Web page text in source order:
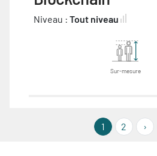
Niveau : Tout niveau
Sur-mesure
1 2 ›››